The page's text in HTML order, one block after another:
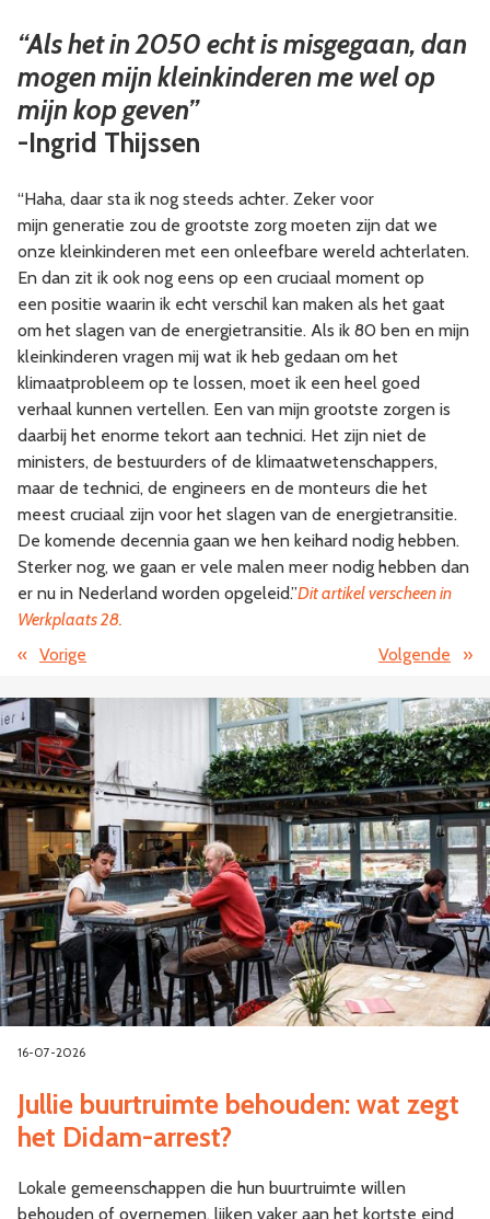
“Als het in 2050 echt is misgegaan, dan
mogen mijn kleinkinderen me wel op
mijn kop geven”
-Ingrid Thijssen
“Haha, daar sta ik nog steeds achter. Zeker voor
mijn generatie zou de grootste zorg moeten zijn dat we
onze kleinkinderen met een onleefbare wereld achterlaten.
En dan zit ik ook nog eens op een cruciaal moment op
een positie waarin ik echt verschil kan maken als het gaat
om het slagen van de energietransitie. Als ik 80 ben en mijn
kleinkinderen vragen mij wat ik heb gedaan om het
klimaatprobleem op te lossen, moet ik een heel goed
verhaal kunnen vertellen. Een van mijn grootste zorgen is
daarbij het enorme tekort aan technici. Het zijn niet de
ministers, de bestuurders of de klimaatwetenschappers,
maar de technici, de engineers en de monteurs die het
meest cruciaal zijn voor het slagen van de energietransitie.
De komende decennia gaan we hen keihard nodig hebben.
Sterker nog, we gaan er vele malen meer nodig hebben dan
er nu in Nederland worden opgeleid.”Dit artikel verscheen in
Werkplaats 28.
« Vorige Volgende »
16-07-2026
Jullie buurtruimte behouden: wat zegt
het Didam-arrest?
Lokale gemeenschappen die hun buurtruimte willen
behouden of overnemen, lijken vaker aan het kortste eind